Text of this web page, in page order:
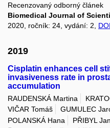
Recenzovaný odborný článek
Biomedical Journal of
2020, ročník: 24, vydání: 2, DOI
2019
Cisplatin enhances cell
invasiveness rate in
accumulation
RAUDENSKÁ Martina
VIČAR Tomáš
GUMULEC
POLANSKÁ Hana
PŘIBYL Jan